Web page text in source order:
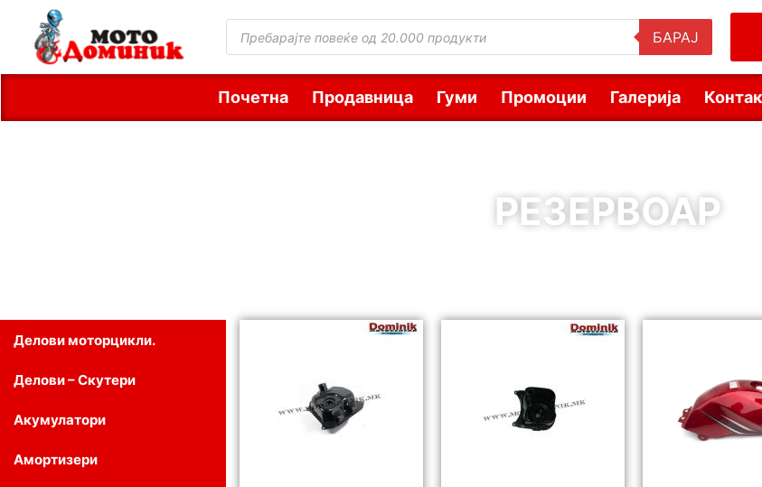
БАРАЈ
Почетна Продавница Гуми Промоции Галерија
РЕЗЕРВОАР
Делови моторцикли.
Делови – Скутери
Акумулатори
Амортизери